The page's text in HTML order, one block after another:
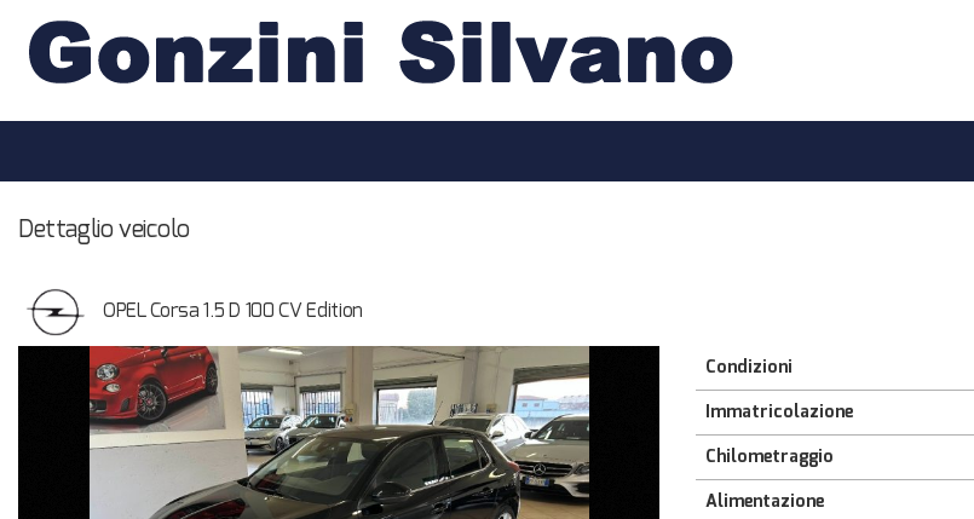
HOME
ACQUISTIAMO USATO
ASSISTENZA
CONTATTI
Dettaglio veicolo
OPEL Corsa 1.5 D 100 CV Edition
Condizioni
Immatricolazione
Chilometraggio
Alimentazione